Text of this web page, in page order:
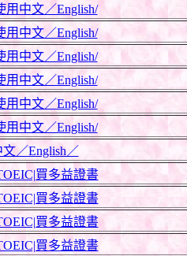
中文／English/
中文／English/
中文／English/
中文／English/
中文／English/
中文／English/
／English／
買多益證書
買多益證書
買多益證書
買多益證書